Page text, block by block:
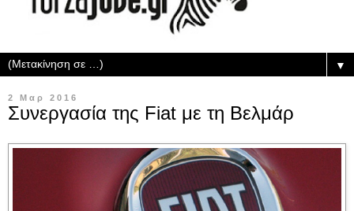
▼
2 Μαρ 2016
Συνεργασία της Fiat με τη Βελμάρ